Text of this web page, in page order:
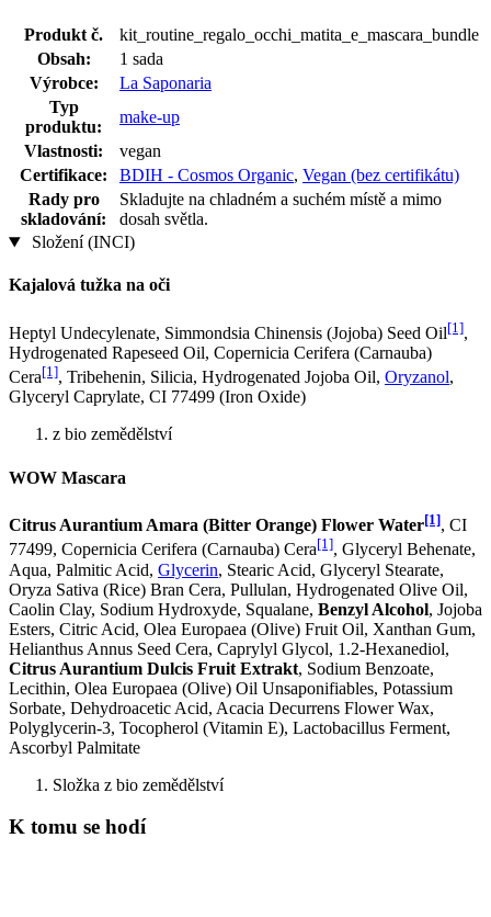
Produkt č.
kit_routine_regalo_occhi_matita_e_mascara_bundle
Obsah:
1 sada
Výrobce:
La Saponaria
Typ
produktu:
make-up
Vlastnosti:
vegan
Certifikace:
BDIH - Cosmos Organic, Vegan (bez certifikátu)
Rady pro
skladování:
Skladujte na chladném a suchém místě a mimo
dosah světla.
Složení (INCI)
Kajalová tužka na oči
Heptyl Undecylenate, Simmondsia Chinensis (Jojoba) Seed Oil[1],
Hydrogenated Rapeseed Oil, Copernicia Cerifera (Carnauba)
Cera[1], Tribehenin, Silicia, Hydrogenated Jojoba Oil, Oryzanol,
Glyceryl Caprylate, CI 77499 (Iron Oxide)
z bio zemědělství
WOW Mascara
Citrus Aurantium Amara (Bitter Orange) Flower Water[1], CI
77499, Copernicia Cerifera (Carnauba) Cera[1], Glyceryl Behenate,
Aqua, Palmitic Acid, Glycerin, Stearic Acid, Glyceryl Stearate,
Oryza Sativa (Rice) Bran Cera, Pullulan, Hydrogenated Olive Oil,
Caolin Clay, Sodium Hydroxyde, Squalane, Benzyl Alcohol, Jojoba
Esters, Citric Acid, Olea Europaea (Olive) Fruit Oil, Xanthan Gum,
Helianthus Annus Seed Cera, Caprylyl Glycol, 1.2-Hexanediol,
Citrus Aurantium Dulcis Fruit Extrakt, Sodium Benzoate,
Lecithin, Olea Europaea (Olive) Oil Unsaponifiables, Potassium
Sorbate, Dehydroacetic Acid, Acacia Decurrens Flower Wax,
Polyglycerin-3, Tocopherol (Vitamin E), Lactobacillus Ferment,
Ascorbyl Palmitate
Složka z bio zemědělství
K tomu se hodí